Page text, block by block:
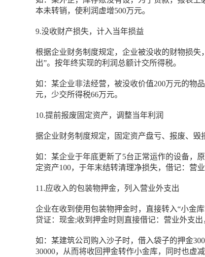
本未转销，使利润虚增500万元。
9.没收财产损失，计入当年损益
根据企业财务制度规定，企业被没收的财物损
出”。按年终实现的利润总额计交所得税。
如：某企业非法经营，被没收价值200万元的物
元，少交所得税66万元。
10.提前报废固定资产，调整当年利润
据企业财务制度规定，固定资产盘亏、报废、
如：某企业于年底更新了5台正常运作的设备，
定资产100，于年末结转清理净损失，借记：营
11.应收入的包装物押金，列入营业外支出
企业在收到使用包装物押金时，直接转入“小金
贷证：现金;收到押金时则直接借记：营业外支出
如：某建筑公司购入沙子时，借入袋子的押金
30000，从而将收回押金转作小金库，同时也虚减